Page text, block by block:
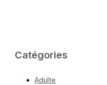
Catégories
Adulte